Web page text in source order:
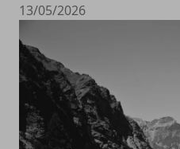
13/05/2026